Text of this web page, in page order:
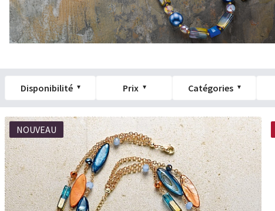
Disponibilité Prix Catégories
NOUVEAU